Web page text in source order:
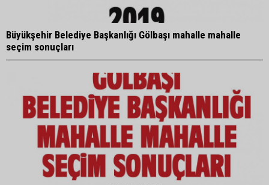
Büyükşehir Belediye Başkanlığı Gölbaşı mahalle mahalle
seçim sonuçları